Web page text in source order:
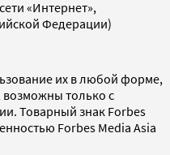
«Интернет»,
Федерации)
их в любой форме,
возможны только с
Товарный знак Forbes
Forbes Media Asia